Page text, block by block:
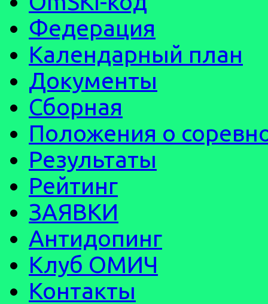
Федерация
Календарный план
Документы
Сборная
Положения о
Результаты
Рейтинг
ЗАЯВКИ
Антидопинг
Клуб ОМИЧ
Контакты